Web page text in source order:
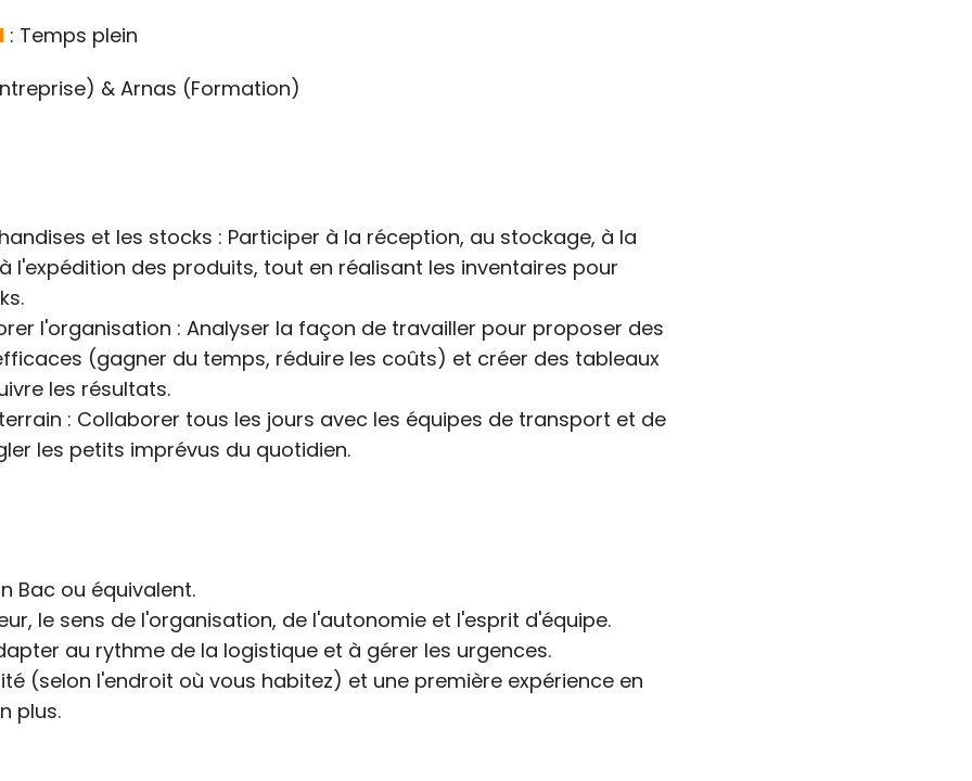
: Temps plein
& Arnas (Formation)
et les stocks : Participer à la réception, au stockage, à la
l'expédition des produits, tout en réalisant les inventaires pour
l'organisation : Analyser la façon de travailler pour proposer des
(gagner du temps, réduire les coûts) et créer des tableaux
les résultats.
: Collaborer tous les jours avec les équipes de transport et de
les petits imprévus du quotidien.
Bac ou équivalent.
le sens de l'organisation, de l'autonomie et l'esprit d'équipe.
au rythme de la logistique et à gérer les urgences.
(selon l'endroit où vous habitez) et une première expérience en
plus.